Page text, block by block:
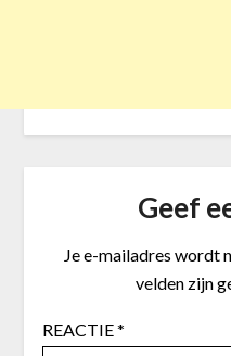
Geef
Je e-mailadres wordt
velden zijn
REACTIE*